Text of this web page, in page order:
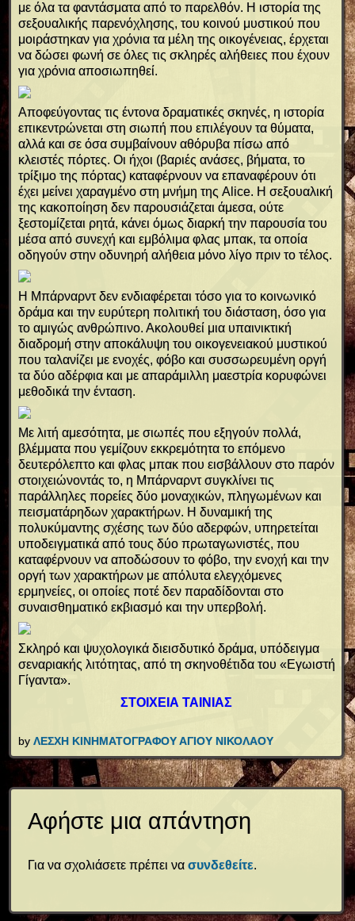
με όλα τα φαντάσματα από το παρελθόν. Η ιστορία της
σεξουαλικής παρενόχλησης, του κοινού μυστικού που
μοιράστηκαν για χρόνια τα μέλη της οικογένειας, έρχεται
να δώσει φωνή σε όλες τις σκληρές αλήθειες που έχουν
για χρόνια αποσιωπηθεί.
Αποφεύγοντας τις έντονα δραματικές σκηνές, η ιστορία
επικεντρώνεται στη σιωπή που επιλέγουν τα θύματα,
αλλά και σε όσα συμβαίνουν αθόρυβα πίσω από
κλειστές πόρτες. Οι ήχοι (βαριές ανάσες, βήματα, το
τρίξιμο της πόρτας) καταφέρνουν να επαναφέρουν ότι
έχει μείνει χαραγμένο στη μνήμη της Alice. Η σεξουαλική
της κακοποίηση δεν παρουσιάζεται άμεσα, ούτε
ξεστομίζεται ρητά, κάνει όμως διαρκή την παρουσία του
μέσα από συνεχή και εμβόλιμα φλας μπακ, τα οποία
οδηγούν στην οδυνηρή αλήθεια μόνο λίγο πριν το τέλος.
Η Μπάρναρντ δεν ενδιαφέρεται τόσο για το κοινωνικό
δράμα και την ευρύτερη πολιτική του διάσταση, όσο για
το αμιγώς ανθρώπινο. Ακολουθεί μια υπαινικτική
διαδρομή στην αποκάλυψη του οικογενειακού μυστικού
που ταλανίζει με ενοχές, φόβο και συσσωρευμένη οργή
τα δύο αδέρφια και με απαράμιλλη μαεστρία κορυφώνει
μεθοδικά την ένταση.
Με λιτή αμεσότητα, με σιωπές που εξηγούν πολλά,
βλέμματα που γεμίζουν εκκρεμότητα το επόμενο
δευτερόλεπτο και φλας μπακ που εισβάλλουν στο παρόν
στοιχειώνοντάς το, η Μπάρναρντ συγκλίνει τις
παράλληλες πορείες δύο μοναχικών, πληγωμένων και
πεισματάρηδων χαρακτήρων. Η δυναμική της
πολυκύμαντης σχέσης των δύο αδερφών, υπηρετείται
υποδειγματικά από τους δύο πρωταγωνιστές, που
καταφέρνουν να αποδώσουν το φόβο, την ενοχή και την
οργή των χαρακτήρων με απόλυτα ελεγχόμενες
ερμηνείες, οι οποίες ποτέ δεν παραδίδονται στο
συναισθηματικό εκβιασμό και την υπερβολή.
Σκληρό και ψυχολογικά διεισδυτικό δράμα, υπόδειγμα
σεναριακής λιτότητας, από τη σκηνοθέτιδα του «Εγωιστή
Γίγαντα».
ΣΤΟΙΧΕΙΑ ΤΑΙΝΙΑΣ
by ΛΕΣΧΗ ΚΙΝΗΜΑΤΟΓΡΑΦΟΥ ΑΓΙΟΥ ΝΙΚΟΛΑΟΥ
Αφήστε μια απάντηση
Για να σχολιάσετε πρέπει να συνδεθείτε.